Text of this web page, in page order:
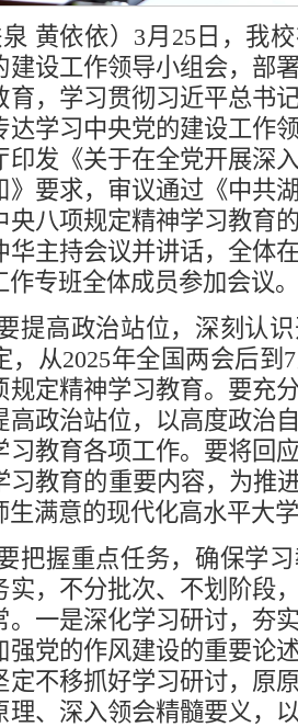
泉 黄依依）3月25日，我
建设工作领导小组会，部
育，学习贯彻习近平总书
达学习中央党的建设工作
印发《关于在全党开展深
》要求，审议通过《中共
央八项规定精神学习教育
华主持会议并讲话，全体
作专班全体成员参加会议。
提高政治站位，深刻认
，从2025年全国两会后到
规定精神学习教育。要充
高政治站位，以高度政治
习教育各项工作。要将回
习教育的重要内容，为推
生满意的现代化高水平大
把握重点任务，确保学
实，不分批次、不划阶段
。一是深化学习研讨，夯
强党的作风建设的重要论
定不移抓好学习研讨，原
理、深入领会精髓要义，